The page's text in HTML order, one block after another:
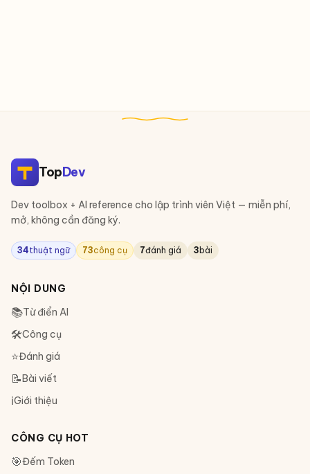
TopDev
Dev toolbox + AI reference cho lập trình viên Việt — miễn phí,
mở, không cần đăng ký.
34thuật ngữ 73công cụ 7đánh giá 3 bài
NỘI DUNG
📚Từ điển AI
🛠Công cụ
⭐Đánh giá
📝Bài viết
ℹ️Giới thiệu
CÔNG CỤ HOT
🎯Đếm Token